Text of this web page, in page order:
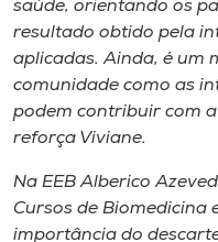
saúde, orientando os
resultado obtido pela
aplicadas. Ainda, é um
comunidade como as
podem contribuir com
reforça Viviane.
Na EEB Alberico
Cursos de Biomedicina
importância do